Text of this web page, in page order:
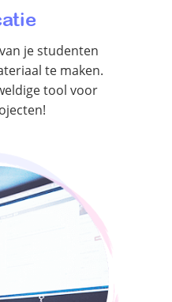
je studenten
te maken.
tool voor